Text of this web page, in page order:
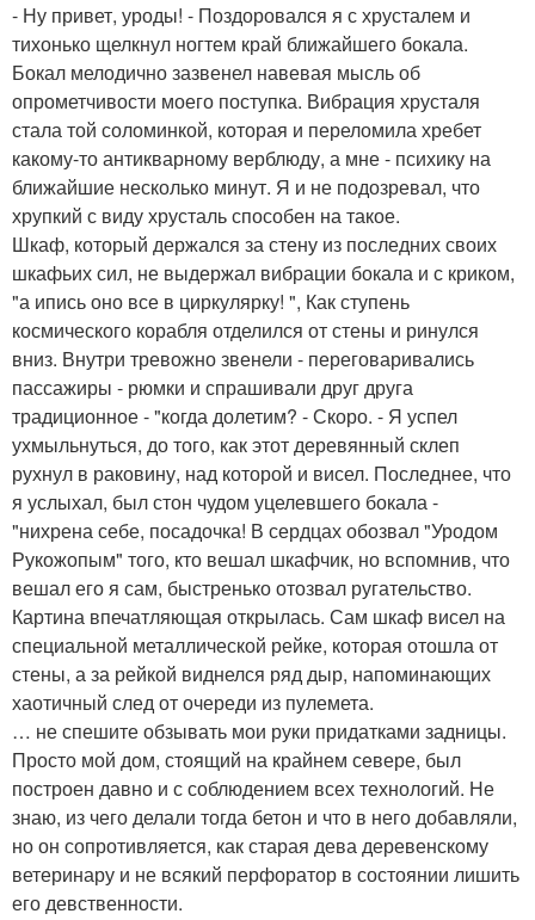
- Ну привет, уроды! - Поздоровался я с хрусталем и
тихонько щелкнул ногтем край ближайшего бокала.
Бокал мелодично зазвенел навевая мысль об
опрометчивости моего поступка. Вибрация хрусталя
стала той соломинкой, которая и переломила хребет
какому-то антикварному верблюду, а мне - психику на
ближайшие несколько минут. Я и не подозревал, что
хрупкий с виду хрусталь способен на такое.
Шкаф, который держался за стену из последних своих
шкафьих сил, не выдержал вибрации бокала и с криком,
"а ипись оно все в циркулярку! ", Как ступень
космического корабля отделился от стены и ринулся
вниз. Внутри тревожно звенели - переговаривались
пассажиры - рюмки и спрашивали друг друга
традиционное - "когда долетим? - Скоро. - Я успел
ухмыльнуться, до того, как этот деревянный склеп
рухнул в раковину, над которой и висел. Последнее, что
я услыхал, был стон чудом уцелевшего бокала -
"нихрена себе, посадочка! В сердцах обозвал "Уродом
Рукожопым" того, кто вешал шкафчик, но вспомнив, что
вешал его я сам, быстренько отозвал ругательство.
Картина впечатляющая открылась. Сам шкаф висел на
специальной металлической рейке, которая отошла от
стены, а за рейкой виднелся ряд дыр, напоминающих
хаотичный след от очереди из пулемета.
… не спешите обзывать мои руки придатками задницы.
Просто мой дом, стоящий на крайнем севере, был
построен давно и с соблюдением всех технологий. Не
знаю, из чего делали тогда бетон и что в него добавляли,
но он сопротивляется, как старая дева деревенскому
ветеринару и не всякий перфоратор в состоянии лишить
его девственности.